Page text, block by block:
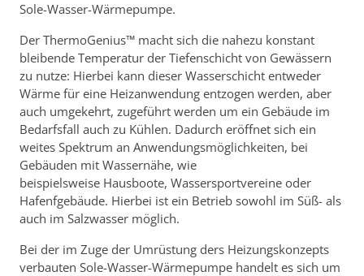
Sole-Wasser-Wärmepumpe.
Der ThermoGenius™ macht sich die nahezu konstant
bleibende Temperatur der Tiefenschicht von Gewässern
zu nutze: Hierbei kann dieser Wasserschicht entweder
Wärme für eine Heizanwendung entzogen werden, aber
auch umgekehrt, zugeführt werden um ein Gebäude im
Bedarfsfall auch zu Kühlen. Dadurch eröffnet sich ein
weites Spektrum an Anwendungsmöglichkeiten, bei
Gebäuden mit Wassernähe, wie
beispielsweise Hausboote, Wassersportvereine oder
Hafenfgebäude. Hierbei ist ein Betrieb sowohl im Süß- als
auch im Salzwasser möglich.
Bei der im Zuge der Umrüstung ders Heizungskonzepts
verbauten Sole-Wasser-Wärmepumpe handelt es sich um